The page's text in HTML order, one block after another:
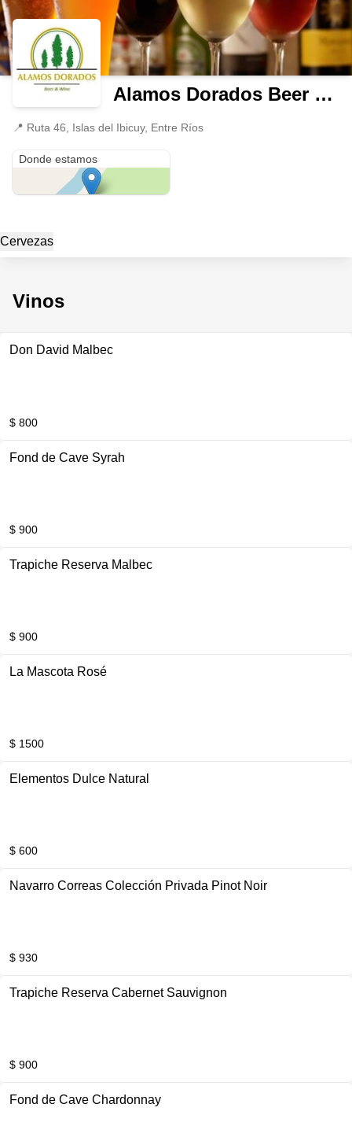
Alamos Dorados Beer & Win
📍 Ruta 46, Islas del Ibicuy, Entre Ríos
Donde estamos
Cervezas
Vinos
Don David Malbec
$ 800
Fond de Cave Syrah
$ 900
Trapiche Reserva Malbec
$ 900
La Mascota Rosé
$ 1500
Elementos Dulce Natural
$ 600
Navarro Correas Colección Privada Pinot Noir
$ 930
Trapiche Reserva Cabernet Sauvignon
$ 900
Fond de Cave Chardonnay